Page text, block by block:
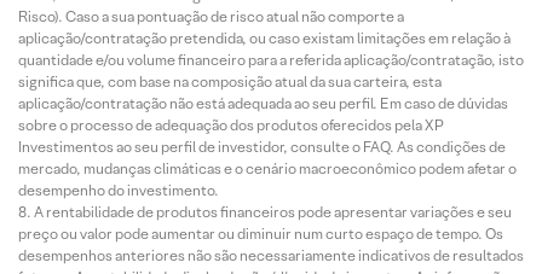
Risco). Caso a sua pontuação de risco atual não comporte a
aplicação/contratação pretendida, ou caso existam limitações em relação à
quantidade e/ou volume financeiro para a referida aplicação/contratação, isto
significa que, com base na composição atual da sua carteira, esta
aplicação/contratação não está adequada ao seu perfil. Em caso de dúvidas
sobre o processo de adequação dos produtos oferecidos pela XP
Investimentos ao seu perfil de investidor, consulte o FAQ. As condições de
mercado, mudanças climáticas e o cenário macroeconômico podem afetar o
desempenho do investimento.
A rentabilidade de produtos financeiros pode apresentar variações e seu
preço ou valor pode aumentar ou diminuir num curto espaço de tempo. Os
desempenhos anteriores não são necessariamente indicativos de resultados